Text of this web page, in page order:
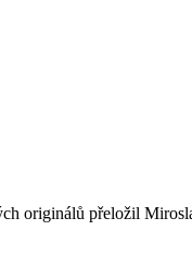
originálů přeložil